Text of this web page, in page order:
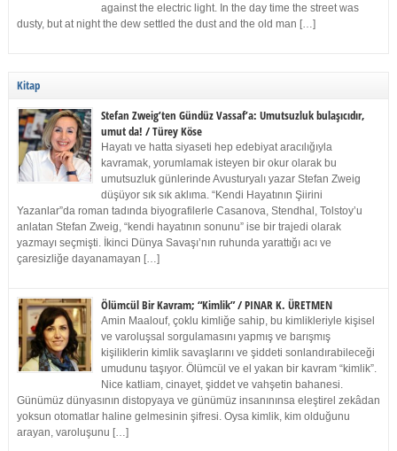
against the electric light. In the day time the street was
dusty, but at night the dew settled the dust and the old man […]
Kitap
Stefan Zweig’ten Gündüz Vassaf’a: Umutsuzluk bulaşıcıdır,
umut da! / Türey Köse
Hayatı ve hatta siyaseti hep edebiyat aracılığıyla
kavramak, yorumlamak isteyen bir okur olarak bu
umutsuzluk günlerinde Avusturyalı yazar Stefan Zweig
düşüyor sık sık aklıma. “Kendi Hayatının Şiirini
Yazanlar”da roman tadında biyografilerle Casanova, Stendhal, Tolstoy’u
anlatan Stefan Zweig, “kendi hayatının sonunu” ise bir trajedi olarak
yazmayı seçmişti. İkinci Dünya Savaşı’nın ruhunda yarattığı acı ve
çaresizliğe dayanamayan […]
Ölümcül Bir Kavram; “Kimlik” / PINAR K. ÜRETMEN
Amin Maalouf, çoklu kimliğe sahip, bu kimlikleriyle kişisel
ve varoluşsal sorgulamasını yapmış ve barışmış
kişiliklerin kimlik savaşlarını ve şiddeti sonlandırabileceği
umudunu taşıyor. Ölümcül ve el yakan bir kavram “kimlik”.
Nice katliam, cinayet, şiddet ve vahşetin bahanesi.
Günümüz dünyasının distopyaya ve günümüz insanınınsa eleştirel zekâdan
yoksun otomatlar haline gelmesinin şifresi. Oysa kimlik, kim olduğunu
arayan, varoluşunu […]